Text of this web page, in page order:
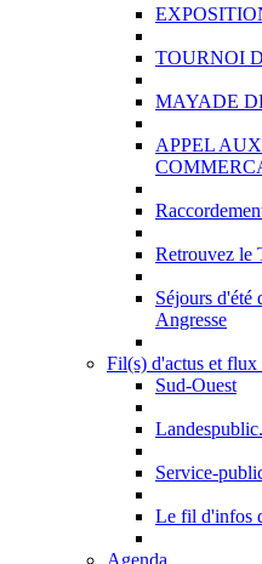
TOURNOI
MAYADE
APPEL
Retrouvez le
Séjours d'été
Angresse
Fil(s) d'actus et flux
Sud-Ouest
Service-
Le fil d'infos
Agenda